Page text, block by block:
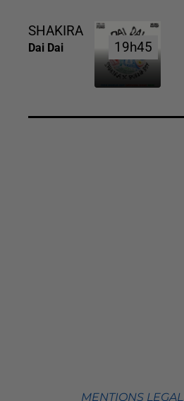
SHAKIRA
Dai Dai 19h45
19h45
MENTIONS